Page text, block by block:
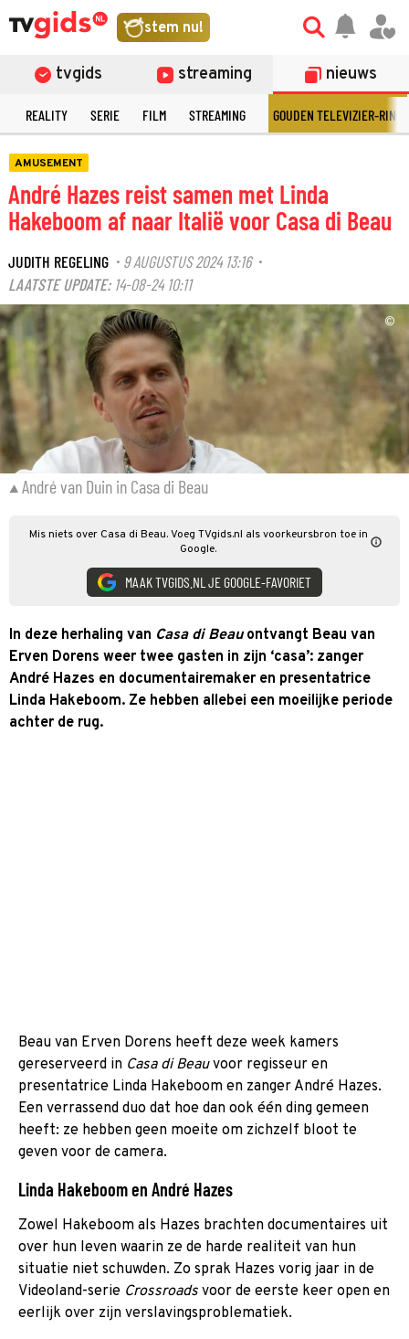
stem nu!
tvgids streaming nieuws
REALITY SERIE FILM STREAMING GOUDEN TELEVIZIER-RING
AMUSEMENT
André Hazes reist samen met Linda
Hakeboom af naar Italië voor Casa di Beau
JUDITH REGELING · 9 AUGUSTUS 2024 13:16·
LAATSTE UPDATE: 14-08-24 10:11
©
André van Duin in Casa di Beau
Mis niets over Casa di Beau. Voeg TVgids.nl als voorkeursbron toe in
Google.
MAAK TVGIDS.NL JE GOOGLE-FAVORIET
In deze herhaling van Casa di Beauontvangt Beau van
Erven Dorens weer twee gasten in zijn ‘casa’: zanger
André Hazes en documentairemaker en presentatrice
Linda Hakeboom. Ze hebben allebei een moeilijke periode
achter de rug.
Beau van Erven Dorens heeft deze week kamers
gereserveerd in Casa di Beauvoor regisseur en
presentatrice Linda Hakeboom en zanger André Hazes.
Een verrassend duo dat hoe dan ook één ding gemeen
heeft: ze hebben geen moeite om zichzelf bloot te
geven voor de camera.
Linda Hakeboom en André Hazes
Zowel Hakeboom als Hazes brachten documentaires uit
over hun leven waarin ze de harde realiteit van hun
situatie niet schuwden. Zo sprak Hazes vorig jaar in de
Videoland-serie Crossroads voor de eerste keer open en
eerlijk over zijn verslavingsproblematiek.